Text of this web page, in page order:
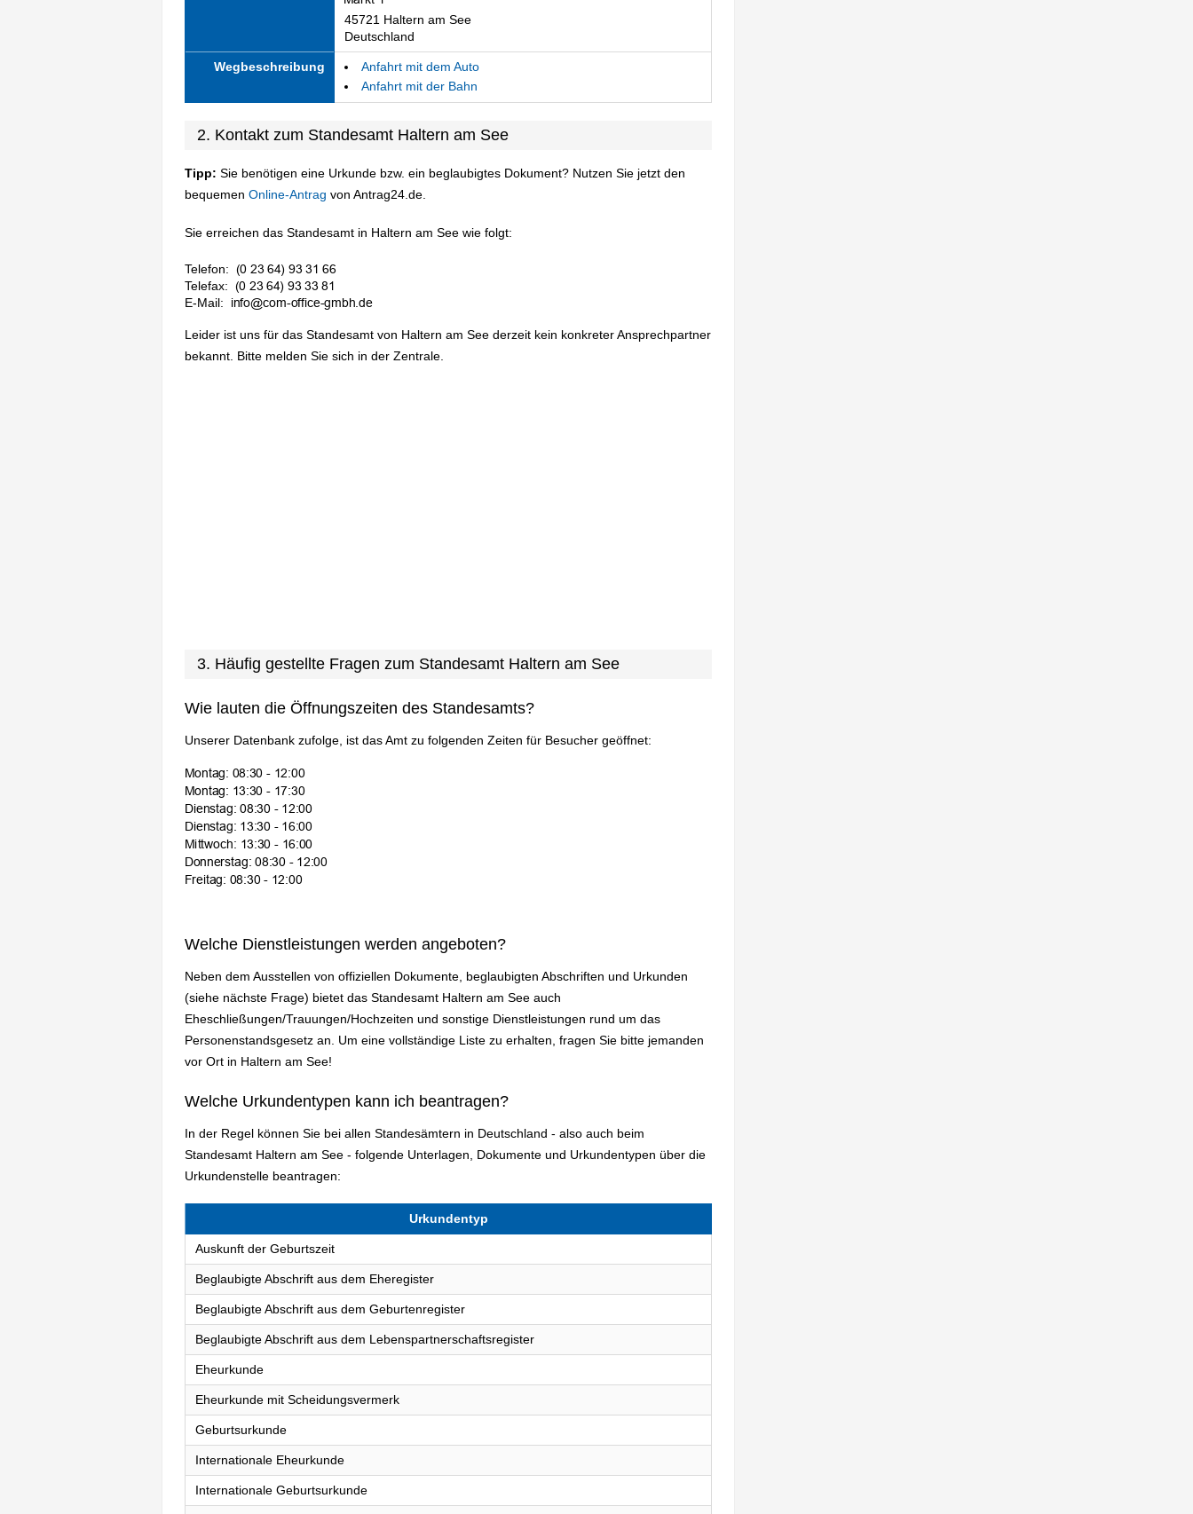
45721 Haltern am See
Deutschland
Wegbeschreibung
Anfahrt mit dem Auto
Anfahrt mit der Bahn
2. Kontakt zum Standesamt Haltern am See
Tipp: Sie benötigen eine Urkunde bzw. ein beglaubigtes Dokument? Nutzen Sie jetzt den
bequemen Online-Antrag von Antrag24.de.
Sie erreichen das Standesamt in Haltern am See wie folgt:
Telefon:
Telefax:
E-Mail:
Leider ist uns für das Standesamt von Haltern am See derzeit kein konkreter Ansprechpartner
bekannt. Bitte melden Sie sich in der Zentrale.
3. Häufig gestellte Fragen zum Standesamt Haltern am See
Wie lauten die Öffnungszeiten des Standesamts?
Unserer Datenbank zufolge, ist das Amt zu folgenden Zeiten für Besucher geöffnet:
Welche Dienstleistungen werden angeboten?
Neben dem Ausstellen von offiziellen Dokumente, beglaubigten Abschriften und Urkunden
(siehe nächste Frage) bietet das Standesamt Haltern am See auch
Eheschließungen/Trauungen/Hochzeiten und sonstige Dienstleistungen rund um das
Personenstandsgesetz an. Um eine vollständige Liste zu erhalten, fragen Sie bitte jemanden
vor Ort in Haltern am See!
Welche Urkundentypen kann ich beantragen?
In der Regel können Sie bei allen Standesämtern in Deutschland - also auch beim
Standesamt Haltern am See - folgende Unterlagen, Dokumente und Urkundentypen über die
Urkundenstelle beantragen:
Urkundentyp
Auskunft der Geburtszeit
Beglaubigte Abschrift aus dem Eheregister
Beglaubigte Abschrift aus dem Geburtenregister
Beglaubigte Abschrift aus dem Lebenspartnerschaftsregister
Eheurkunde
Eheurkunde mit Scheidungsvermerk
Geburtsurkunde
Internationale Eheurkunde
Internationale Geburtsurkunde